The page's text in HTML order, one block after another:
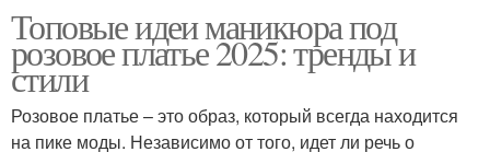
Топовые идеи маникюра под
розовое платье 2025: тренды и
стили
Розовое платье – это образ, который всегда находится
на пике моды. Независимо от того, идет ли речь о